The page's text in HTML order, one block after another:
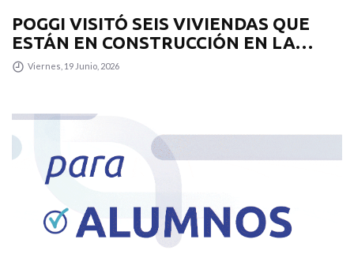
POGGI VISITÓ SEIS VIVIENDAS QUE
ESTÁN EN CONSTRUCCIÓN EN LA
CALERA
Viernes, 19 Junio, 2026